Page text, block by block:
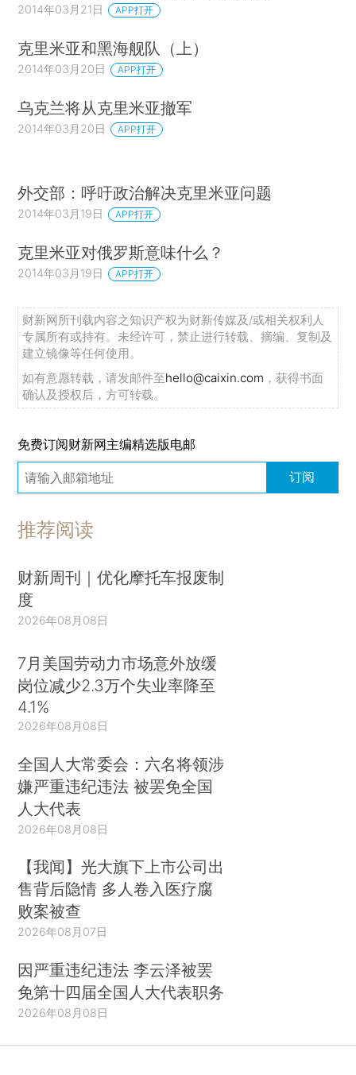
2014年03月21日 APP打开
克里米亚和黑海舰队（上）
2014年03月20日 APP打开
乌克兰将从克里米亚撤军
2014年03月20日 APP打开
外交部：呼吁政治解决克里米亚问题
2014年03月19日 APP打开
克里米亚对俄罗斯意味什么？
2014年03月19日 APP打开
财新网所刊载内容之知识产权为财新传媒及/或相关权利人
专属所有或持有。未经许可，禁止进行转载、摘编、复制及
建立镜像等任何使用。
如有意愿转载，请发邮件至hello@caixin.com ，获得书面
确认及授权后，方可转载。
免费订阅财新网主编精选版电邮
订阅
推荐阅读
财新周刊｜优化摩托车报废制
度
2026年08月08日
7月美国劳动力市场意外放缓
岗位减少2.3万个失业率降至
4.1%
2026年08月08日
全国人大常委会：六名将领涉
嫌严重违纪违法 被罢免全国
人大代表
2026年08月08日
【我闻】光大旗下上市公司出
售背后隐情 多人卷入医疗腐
败案被查
2026年08月07日
因严重违纪违法 李云泽被罢
免第十四届全国人大代表职务
2026年08月08日